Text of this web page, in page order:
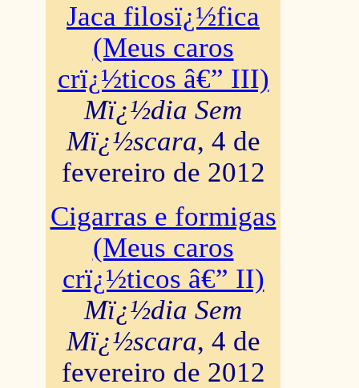
Jaca filosï¿½fica
(Meus caros
crï¿½ticos â€” III)
Mï¿½dia Sem
Mï¿½scara, 4 de
fevereiro de 2012
Cigarras e formigas
(Meus caros
crï¿½ticos â€” II)
Mï¿½dia Sem
Mï¿½scara, 4 de
fevereiro de 2012